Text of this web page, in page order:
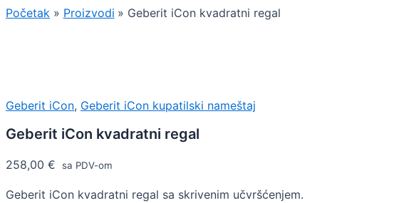
Početak Proizvodi Geberit iCon kvadratni regal
Geberit iCon, Geberit iCon kupatilski nameštaj
Geberit iCon kvadratni regal
258,00 € sa PDV-om
Geberit iCon kvadratni regal sa skrivenim učvršćenjem.